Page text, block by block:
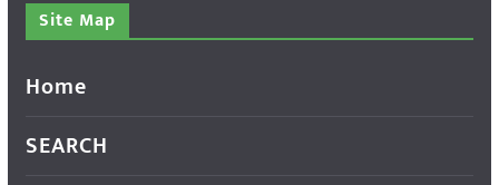
Site Map
Home
SEARCH